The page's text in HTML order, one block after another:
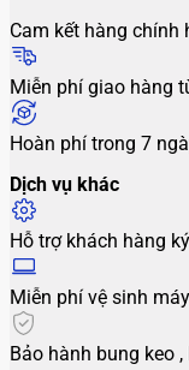
Cam kết hàng chính
Miễn phí giao hàng
Hoàn phí trong 7
Dịch vụ khác
Hỗ trợ khách hàng
Miễn phí vệ sinh máy
Bảo hành bung keo